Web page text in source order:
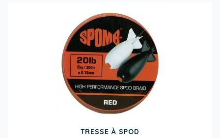
TRESSE À SPOD